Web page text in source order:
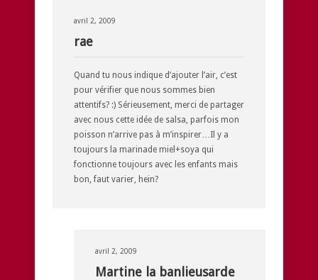
avril 2, 2009
rae
Quand tu nous indique d’ajouter l’air, c’est
pour vérifier que nous sommes bien
attentifs? :) Sérieusement, merci de partager
avec nous cette idée de salsa, parfois mon
poisson n’arrive pas à m’inspirer…Il y a
toujours la marinade miel+soya qui
fonctionne toujours avec les enfants mais
bon, faut varier, hein?
avril 2, 2009
Martine la banlieusarde